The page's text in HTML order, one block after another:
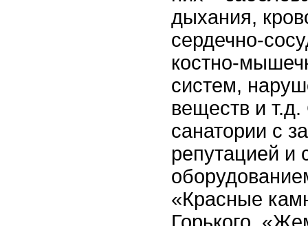
дыхания,
сердечно-
костно-
систем,
веществ и
санатории с
репутацией
«Красные